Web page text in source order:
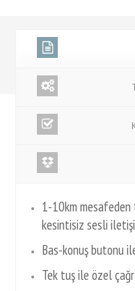
1-10km mesafeden
kesintisiz sesli
Bas-konuş butonu
Tek tuş ile özel